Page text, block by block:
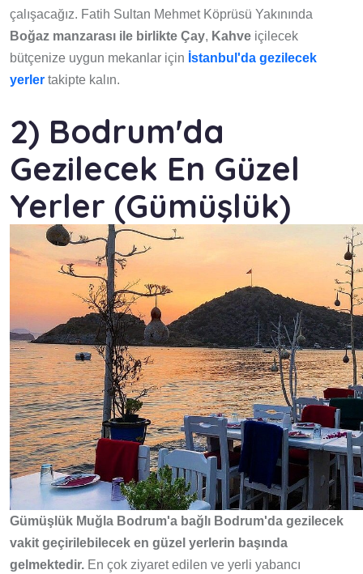
çalışacağız. Fatih Sultan Mehmet Köprüsü Yakınında
Boğaz manzarası ile birlikte Çay, Kahve içilecek
bütçenize uygun mekanlar için İstanbul'da gezilecek
yerler takipte kalın.
2) Bodrum'da
Gezilecek En Güzel
Yerler (Gümüşlük)
Gümüşlük Muğla Bodrum'a bağlı Bodrum'da gezilecek
vakit geçirilebilecek en güzel yerlerin başında
gelmektedir. En çok ziyaret edilen ve yerli yabancı